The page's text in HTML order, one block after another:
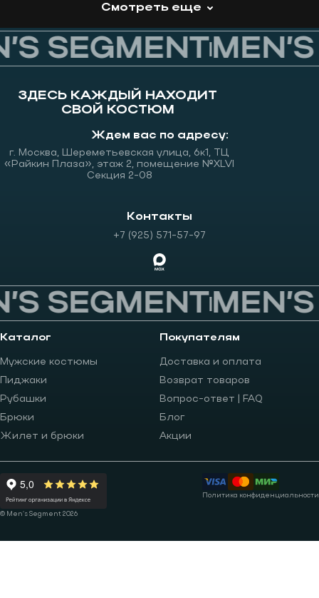
Смотреть еще
SEGMENTMEN’S
ЗДЕСЬ КАЖДЫЙ НАХОДИТ
СВОЙ КОСТЮМ
Ждем вас по адресу:
г. Москва, Шереметьевская улица, 6к1, ТЦ
«Райкин Плаза», этаж 2, помещение №XLVI
Секция 2-08
Контакты
+7 (925) 571-57-97
SEGMENTMEN’S
Каталог
Мужские костюмы
Пиджаки
Рубашки
Брюки
Жилет и брюки
Покупателям
Доставка и оплата
Возврат товаров
Вопрос-ответ | FAQ
Блог
Акции
© Men’s Segment 2026
Политика конфиденциальности